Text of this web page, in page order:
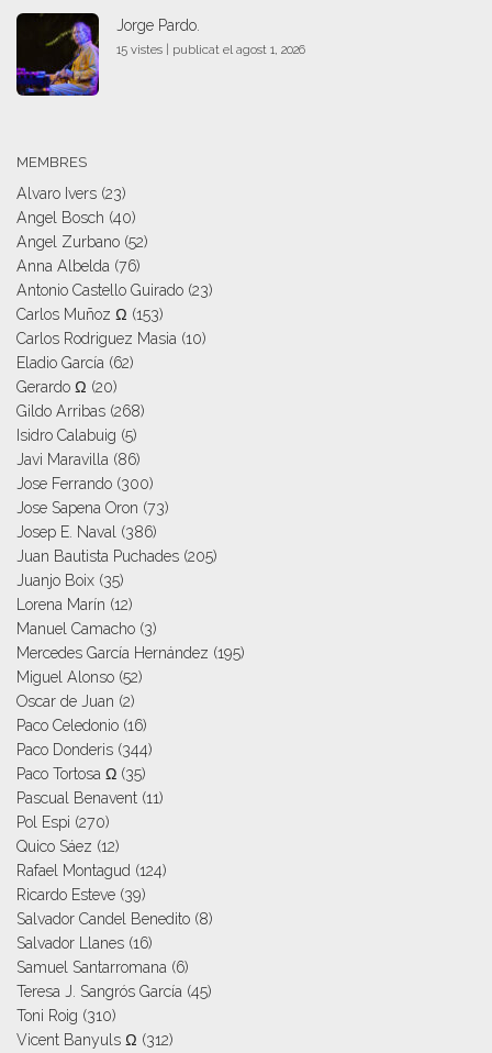
Jorge Pardo.
15 vistes publicat el agost 1, 2026
MEMBRES
Alvaro Ivers (23)
Angel Bosch (40)
Angel Zurbano (52)
Anna Albelda (76)
Antonio Castello Guirado (23)
Carlos Muñoz Ω (153)
Carlos Rodriguez Masia (10)
Eladio García (62)
Gerardo Ω (20)
Gildo Arribas (268)
Isidro Calabuig (5)
Javi Maravilla (86)
Jose Ferrando (300)
Jose Sapena Oron (73)
Josep E. Naval
(386)
Juan Bautista Puchades (205)
Juanjo Boix (35)
Lorena Marín (12)
Manuel Camacho (3)
Mercedes García Hernández (195)
Miguel Alonso (52)
Oscar de Juan (2)
Paco Celedonio (16)
Paco Donderis (344)
Paco Tortosa Ω (35)
Pascual Benavent (11)
Pol Espi (270)
Quico Sáez (12)
Rafael Montagud (124)
Ricardo Esteve (39)
Salvador Candel Benedito (8)
Salvador Llanes (16)
Samuel Santarromana (6)
Teresa J. Sangrós García (45)
Toni Roig (310)
Vicent Banyuls Ω (312)